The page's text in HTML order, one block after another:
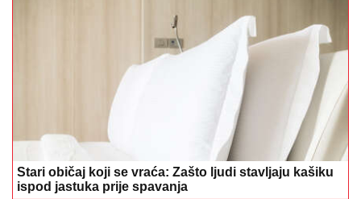
Stari običaj koji se vraća: Zašto ljudi stavljaju kašiku
ispod jastuka prije spavanja